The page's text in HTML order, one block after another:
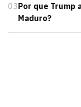
03Por que Trump
Maduro?